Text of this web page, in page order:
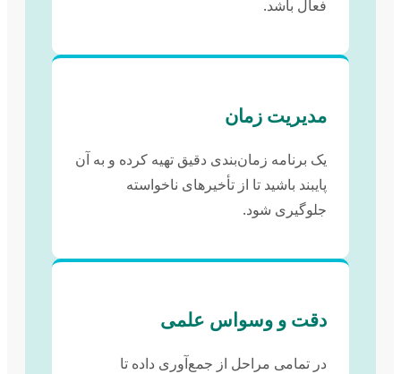
فعال باشد.
مدیریت زمان
یک برنامه زمان‌بندی دقیق تهیه کرده و به آن
پایبند باشید تا از تأخیرهای ناخواسته
جلوگیری شود.
دقت و وسواس علمی
در تمامی مراحل از جمع‌آوری داده تا